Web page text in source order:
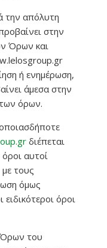
την απόλυτη
στην
Όρων και
ή ενημέρωση,
άμεσα στην
όρων.
διέπεται
αυτοί
τους
όμως
όροι
του